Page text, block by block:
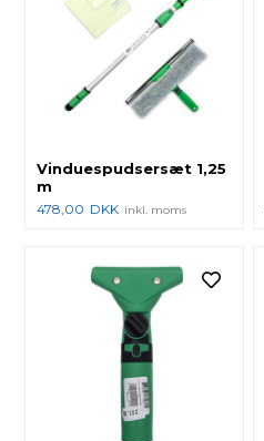
Vinduespudsersæt 1,25
m
478,00 DKK inkl. moms